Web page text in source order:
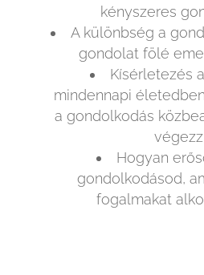
kényszeres
A különbség a
gondolat fölé
Kísérletezés
mindennapi
a gondolkodás
végezz
Hogyan
gondolkodásod,
fogalmakat